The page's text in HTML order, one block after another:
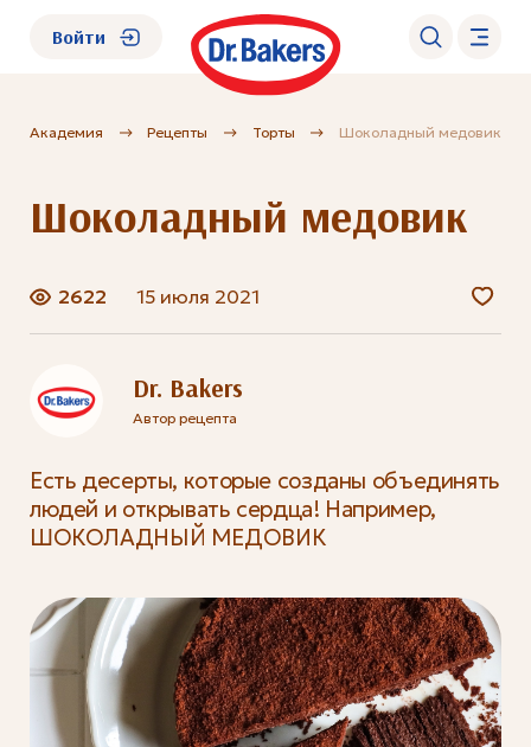
О нас
Каталог
Академия
Войти
Академия Рецепты Торты Шоколадный медовик
Шоколадный медовик
2622 15 июля 2021
Dr. Bakers
Автор рецепта
Есть десерты, которые созданы объединять
людей и открывать сердца! Например,
ШОКОЛАДНЫЙ МЕДОВИК